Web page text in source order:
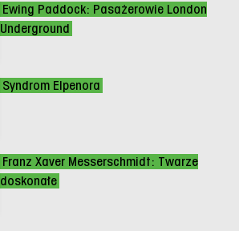
Ewing Paddock: Pasażerowie London
Underground
Syndrom Elpenora
Franz Xaver Messerschmidt: Twarze
doskonałe